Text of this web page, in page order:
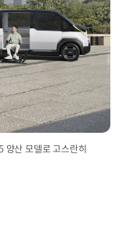
양산 모델로 고스란히